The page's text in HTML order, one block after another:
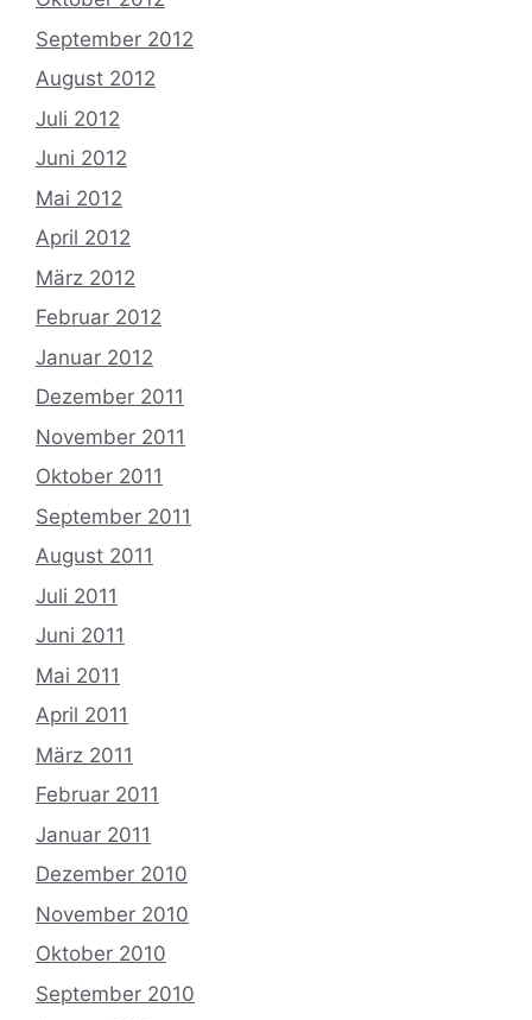
September 2012
August 2012
Juli 2012
Juni 2012
Mai 2012
April 2012
März 2012
Februar 2012
Januar 2012
Dezember 2011
November 2011
Oktober 2011
September 2011
August 2011
Juli 2011
Juni 2011
Mai 2011
April 2011
März 2011
Februar 2011
Januar 2011
Dezember 2010
November 2010
Oktober 2010
September 2010